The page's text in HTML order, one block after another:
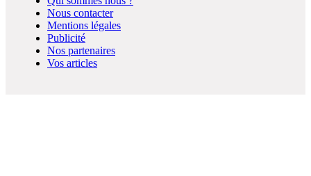
Nous contacter
Mentions légales
Publicité
Nos partenaires
Vos articles